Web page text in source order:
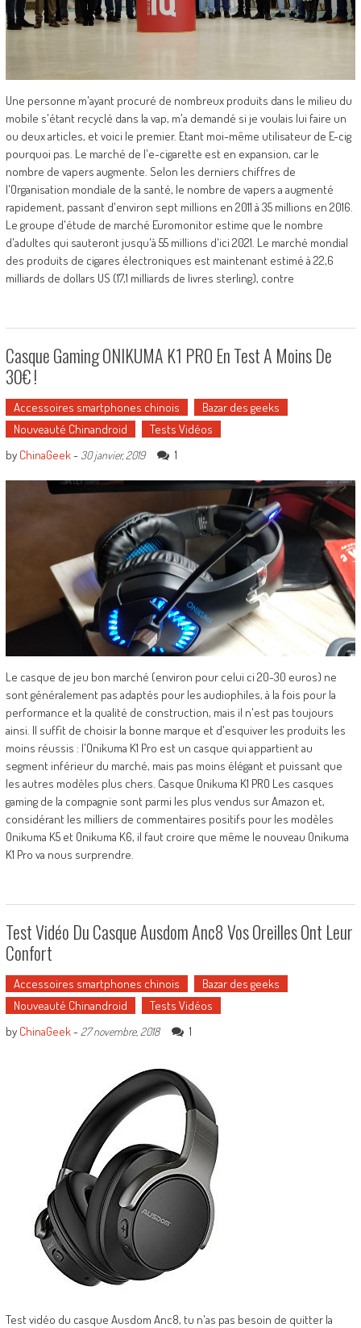
Une personne m'ayant procuré de nombreux produits dans le milieu du
mobile s'étant recyclé dans la vap, m'a demandé si je voulais lui faire un
ou deux articles, et voici le premier. Etant moi-même utilisateur de E-cig
pourquoi pas. Le marché de l'e-cigarette est en expansion, car le
nombre de vapers augmente. Selon les derniers chiffres de
l'Organisation mondiale de la santé, le nombre de vapers a augmenté
rapidement, passant d'environ sept millions en 2011 à 35 millions en 2016.
Le groupe d'étude de marché Euromonitor estime que le nombre
d'adultes qui sauteront jusqu'à 55 millions d'ici 2021. Le marché mondial
des produits de cigares électroniques est maintenant estimé à 22,6
milliards de dollars US (17,1 milliards de livres sterling), contre
Casque Gaming ONIKUMA K1 PRO En Test A Moins De
30€ !
Accessoires smartphones chinois
Bazar des geeks
Nouveauté Chinandroid
Tests Vidéos
by ChinaGeek- 30 janvier, 2019 1
Le casque de jeu bon marché (environ pour celui ci 20-30 euros) ne
sont généralement pas adaptés pour les audiophiles, à la fois pour la
performance et la qualité de construction, mais il n'est pas toujours
ainsi. Il suffit de choisir la bonne marque et d'esquiver les produits les
moins réussis : l'Onikuma K1 Pro est un casque qui appartient au
segment inférieur du marché, mais pas moins élégant et puissant que
les autres modèles plus chers. Casque Onikuma K1 PRO Les casques
gaming de la compagnie sont parmi les plus vendus sur Amazon et,
considérant les milliers de commentaires positifs pour les modèles
Onikuma K5 et Onikuma K6, il faut croire que même le nouveau Onikuma
K1 Pro va nous surprendre.
Test Vidéo Du Casque Ausdom Anc8 Vos Oreilles Ont Leur
Confort
Accessoires smartphones chinois
Bazar des geeks
Nouveauté Chinandroid
Tests Vidéos
by ChinaGeek- 27 novembre, 2018 1
Test vidéo du casque Ausdom Anc8, tu n'as pas besoin de quitter la